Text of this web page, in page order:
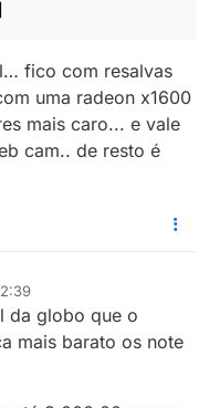
fico com resalvas
uma radeon x1600
mais caro... e vale
cam.. de resto é
da globo que o
mais barato os note